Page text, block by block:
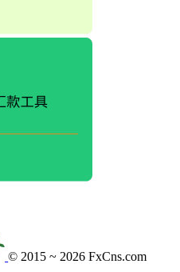
© 2015 ~ 2026FxCns.com